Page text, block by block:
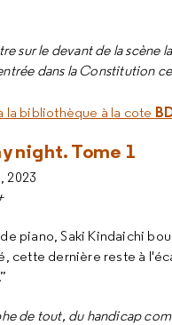
sur le devant de la scène
dans la Constitution
la bibliothèque à la cote
night. Tome 1
2023
piano, Saki Kindaichi
cette dernière reste à
de tout, du handicap